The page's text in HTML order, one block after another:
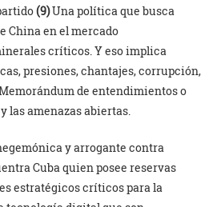
(9)Una política que busca
China en el mercado
críticos. Y eso implica
presiones, chantajes, corrupción,
de entendimientos o
las amenazas abiertas.
y arrogante contra
Cuba quien posee reservas
estratégicos críticos para la